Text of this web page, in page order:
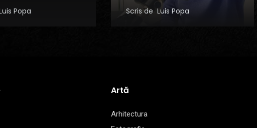
Popa Scris de Luis Popa
Artă
Arhitectura